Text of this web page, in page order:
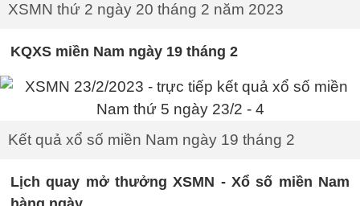
XSMN thứ 2 ngày 20 tháng 2 năm 2023
KQXS miền Nam ngày 19 tháng 2
Kết quả xổ số miền Nam ngày 19 tháng 2
Lịch quay mở thưởng XSMN - Xổ số miền Nam